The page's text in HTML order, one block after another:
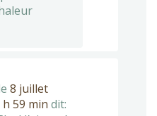
8 juillet
h 59 min dit: